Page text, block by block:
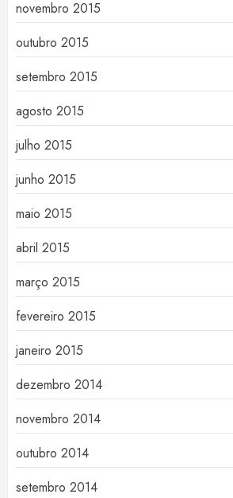
novembro 2015
outubro 2015
setembro 2015
agosto 2015
julho 2015
junho 2015
maio 2015
abril 2015
março 2015
fevereiro 2015
janeiro 2015
dezembro 2014
novembro 2014
outubro 2014
setembro 2014